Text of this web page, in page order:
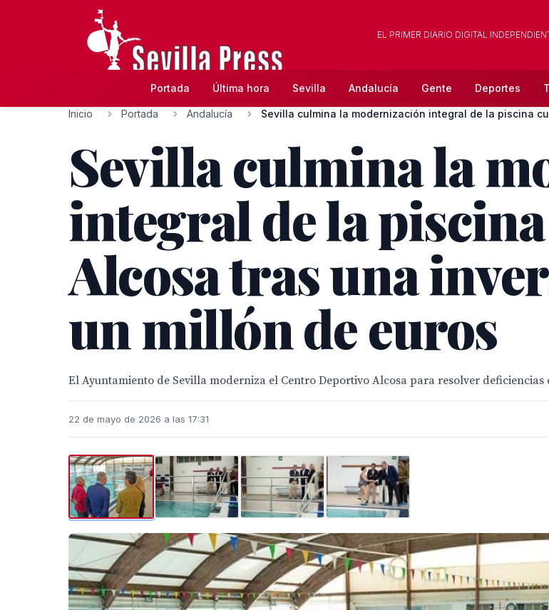
EL PRIMER DIARIO DIGITAL
Portada Última hora Sevilla Andalucía Gente Deportes
Inicio Portada Andalucía Sevilla culmina la modernización integral de la piscina
Sevilla culmina la
integral de la
Alcosa tras una
un millón de euros
El Ayuntamiento de Sevilla moderniza el Centro Deportivo Alcosa para resolver deficiencias
22 de mayo de 2026 a las 17:31